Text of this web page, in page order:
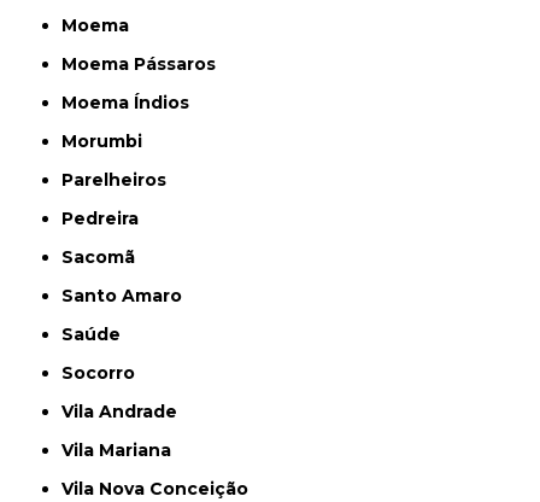
Moema
Moema Pássaros
Moema Índios
Morumbi
Parelheiros
Pedreira
Sacomã
Santo Amaro
Saúde
Socorro
Vila Andrade
Vila Mariana
Vila Nova Conceição